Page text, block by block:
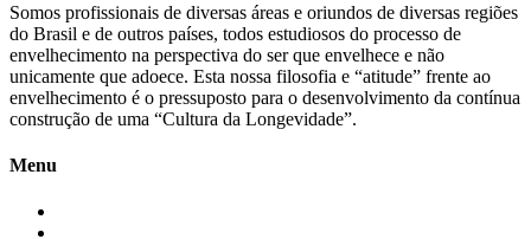
Somos profissionais de diversas áreas e oriundos de diversas regiões
do Brasil e de outros países, todos estudiosos do processo de
envelhecimento na perspectiva do ser que envelhece e não
unicamente que adoece. Esta nossa filosofia e “atitude” frente ao
envelhecimento é o pressuposto para o desenvolvimento da contínua
construção de uma “Cultura da Longevidade”.
Menu